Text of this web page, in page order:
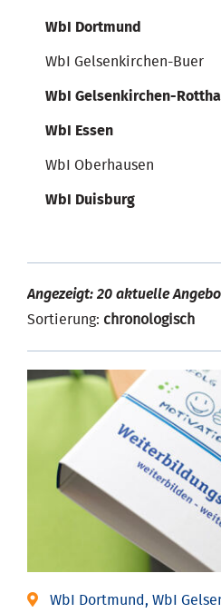
WbI Dortmund
WbI Gelsenkirchen-Buer
WbI Gelsenkirchen-
WbI Essen
WbI Oberhausen
WbI Duisburg
Angezeigt: 20 aktuelle
Sortierung: chronologisch
WbI Dortmund, WbI